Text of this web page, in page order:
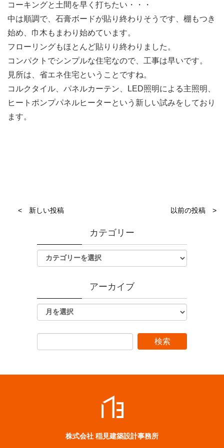
コーキングと土間を早く打ちたい・・・
中は順調で、石膏ボードが貼り終わりそうです、棚もつき
始め、巾木もまわり始めています。
フローリングもほとんど貼りり終わりました。
コンパクトでシンプルな住宅なので、工事は早いです。
見所は、省エネ住宅ということですね。
コルクタイル、パネルカーテン、LED照明による主照明、
ヒートポンプパネルヒーターという新しい試みをしており
ます。
< 新しい投稿 以前の投稿 >
カテゴリー
アーカイブ
株式会社 稲見建築設計事務所